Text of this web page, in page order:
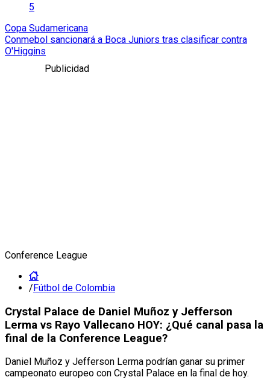
5
Copa Sudamericana
Conmebol sancionará a Boca Juniors tras clasificar contra
O'Higgins
Publicidad
Conference League
/Fútbol de Colombia
Crystal Palace de Daniel Muñoz y Jefferson
Lerma vs Rayo Vallecano HOY: ¿Qué canal pasa la
final de la Conference League?
Daniel Muñoz y Jefferson Lerma podrían ganar su primer
campeonato europeo con Crystal Palace en la final de hoy.